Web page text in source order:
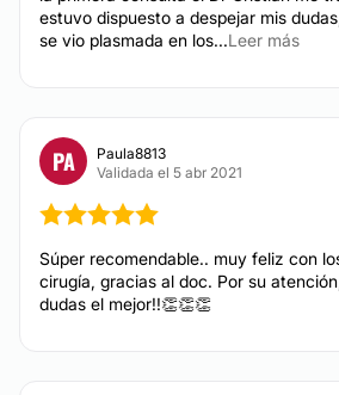
Efectivo
Vaginoplastia
Rejuvenecimiento vaginal
DERMATOLOGÍA ESTÉTICA
estuvo dispuesto a despejar mis
se vio plasmada en los...Leer más
PA
Paula8813
Validada el 5 abr 2021
Súper recomendable.. muy feliz con
cirugía, gracias al doc. Por su
dudas el mejor!!👏👏👏